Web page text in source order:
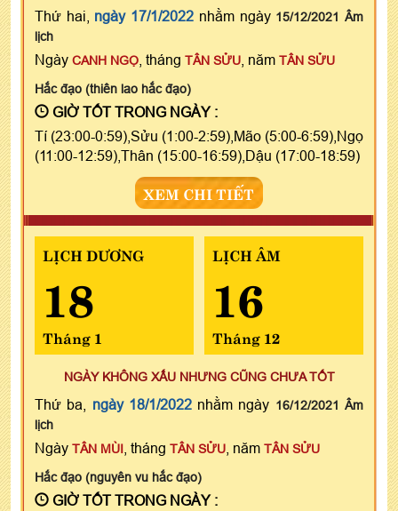
Thứ hai, ngày 17/1/2022 nhằm ngày 15/12/2021 Âm
lịch
Ngày CANH NGỌ , tháng TÂN SỬU , năm TÂN SỬU
Hắc đạo (thiên lao hắc đạo)
GIỜ TỐT TRONG NGÀY :
Tí (23:00-0:59),Sửu (1:00-2:59),Mão (5:00-6:59),Ngọ
(11:00-12:59),Thân (15:00-16:59),Dậu (17:00-18:59)
XEM CHI TIẾT
LỊCH DƯƠNG
18
Tháng 1
LỊCH ÂM
16
Tháng 12
NGÀY KHÔNG XẤU NHƯNG CŨNG CHƯA TỐT
Thứ ba, ngày 18/1/2022nhằm ngày 16/12/2021 Âm
lịch
Ngày TÂN MÙI , tháng TÂN SỬU , năm TÂN SỬU
Hắc đạo (nguyên vu hắc đạo)
GIỜ TỐT TRONG NGÀY :